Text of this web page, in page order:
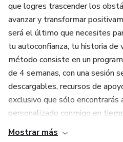
que logres trascender los
avanzar y transformar
será el último que necesites
tu autoconfianza, tu historia de
método consiste en un
de 4 semanas, con una sesión
descargables, recursos de
exclusivo que sólo encontrarás
personalizado conmigo en
Mostrar más